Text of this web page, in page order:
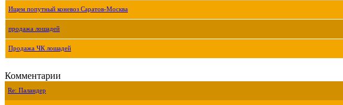
Ищем попутный коневоз Саратов-Москва
продажа лошадей
Продажа ЧК лошадей
Комментарии
Re: Паландер